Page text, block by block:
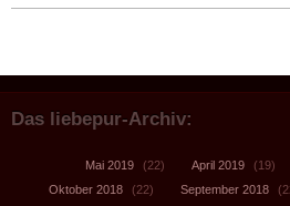
Das liebepur-Archiv:
Mai 2019 (22) April 2019 (19)
Oktober 2018
(22) September 2018